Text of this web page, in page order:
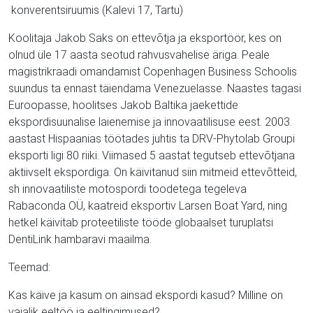
konverentsiruumis (Kalevi 17, Tartu)
Koolitaja Jakob Saks on ettevõtja ja eksportöör, kes on
olnud üle 17 aasta seotud rahvusvahelise äriga. Peale
magistrikraadi omandamist Copenhagen Business Schoolis
suundus ta ennast täiendama Venezuelasse. Naastes tagasi
Euroopasse, hoolitses Jakob Baltika jaekettide
ekspordisuunalise laienemise ja innovaatilisuse eest. 2003.
aastast Hispaanias töötades juhtis ta DRV-Phytolab Groupi
eksporti ligi 80 riiki. Viimased 5 aastat tegutseb ettevõtjana
aktiivselt ekspordiga. On käivitanud siin mitmeid ettevõtteid,
sh innovaatiliste motospordi toodetega tegeleva
Rabaconda OÜ, kaatreid eksportiv Larsen Boat Yard, ning
hetkel käivitab proteetiliste tööde globaalset turuplatsi
DentiLink hambaravi maailma.
Teemad:
Kas käive ja kasum on ainsad ekspordi kasud? Milline on